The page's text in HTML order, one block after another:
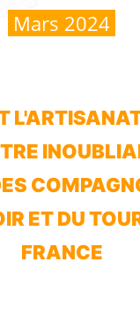
Mars 2024
ET DU
FRANCE